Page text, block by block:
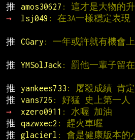
推
amos30627 : 這才是大物的
→
lsj049 : 在3A一樣穩定表現
推
CGary : 一年或許就有機會
推
YMSolJack : 罰他一輩子留在
推
yankees733 : 屠殺成績 肯
推
vans726 : 好猛 史上第一人
→
xzero0911 : 水喔 加油
推
qazwxec2 : 趕火車喔
推
glacierl : 會是健康版本的